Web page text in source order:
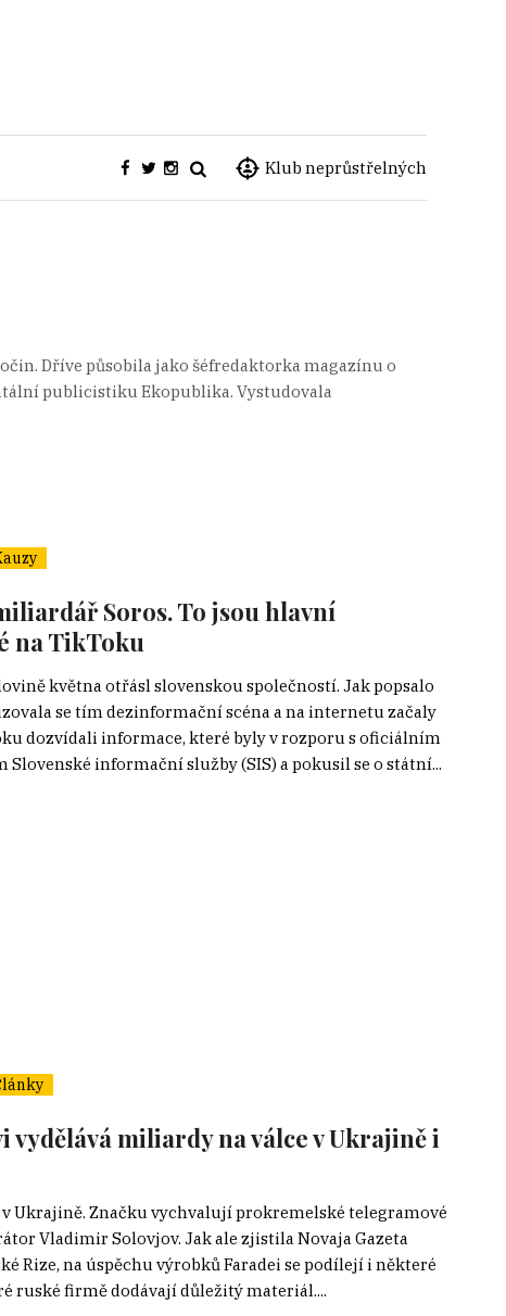
Klub neprůstřelných
Dříve působila jako šéfredaktorka magazínu o
publicistiku Ekopublika. Vystudovala
Soros. To jsou hlavní
na TikToku
května otřásl slovenskou společností. Jak popsalo
se tím dezinformační scéna a na internetu začaly
dozvídali informace, které byly v rozporu s oficiálním
informační služby (SIS) a pokusil se o státní...
miliardy na válce v Ukrajině i
Ukrajině. Značku vychvalují prokremelské telegramové
Vladimir Solovjov. Jak ale zjistila Novaja Gazeta
Rize, na úspěchu výrobků Faradei se podílejí i některé
ruské firmě dodávají důležitý materiál....